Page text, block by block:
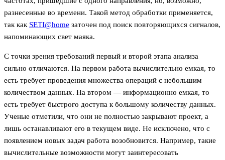
разнесенные во времени. Такой метод обработки применяется,
так как SETI@home заточен под поиск повторяющихся сигналов,
напоминающих свет маяка.
С точки зрения требований первый и второй этапа анализа
сильно отличаются. На первом работа вычислительно емкая, то
есть требует проведения множества операций с небольшим
количеством данных. На втором — информационно емкая, то
есть требует быстрого доступа к большому количеству данных.
Ученые отметили, что они не полностью закрывают проект, а
лишь останавливают его в текущем виде. Не исключено, что с
появлением новых задач работа возобновится. Например, такие
вычислительные возможности могут заинтересовать